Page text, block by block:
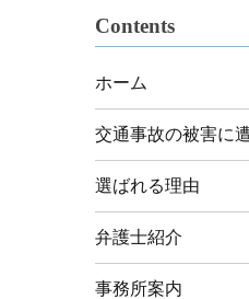
Contents
ホーム
交通事故の被害に
選ばれる理由
弁護士紹介
事務所案内